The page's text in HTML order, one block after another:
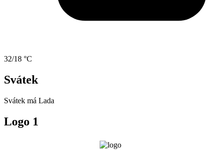
32/18 °C
Svátek
Svátek má Lada
Logo 1